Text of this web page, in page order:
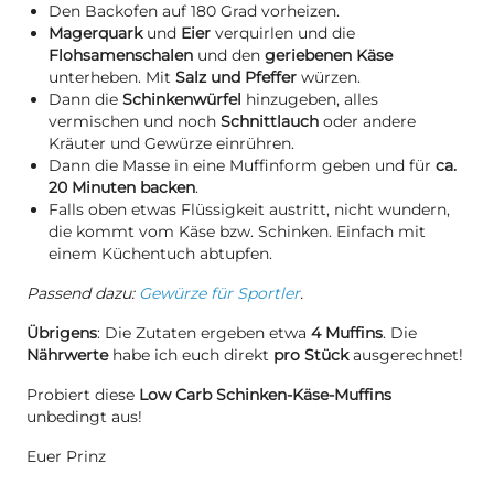
Den Backofen auf 180 Grad vorheizen.
Magerquarkund Eier verquirlen und die
Flohsamenschalen und den geriebenen Käse
unterheben. Mit Salz und Pfeffer würzen.
Dann die Schinkenwürfel hinzugeben, alles
vermischen und noch Schnittlauch oder andere
Kräuter und Gewürze einrühren.
Dann die Masse in eine Muffinform geben und für ca.
20 Minuten backen.
Falls oben etwas Flüssigkeit austritt, nicht wundern,
die kommt vom Käse bzw. Schinken. Einfach mit
einem Küchentuch abtupfen.
Passend dazu: Gewürze für Sportler.
Übrigens: Die Zutaten ergeben etwa 4 Muffins. Die
Nährwertehabe ich euch direkt pro Stückausgerechnet!
Probiert diese Low Carb Schinken-Käse-Muffins
unbedingt aus!
Euer Prinz